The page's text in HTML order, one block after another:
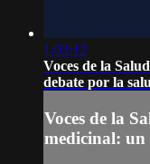
1:03:12
Voces de la
debate por la
Voces de la
medicinal: un